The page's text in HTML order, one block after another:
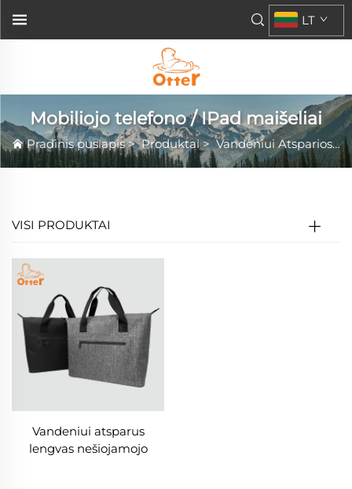
LT
Mobiliojo telefono / IPad maišeliai
Pradinis puslapis>Produktai>Vandeniui Atsparios Krepšių Serijos
VISI PRODUKTAI
Vandeniui atsparus
lengvas nešiojamojo